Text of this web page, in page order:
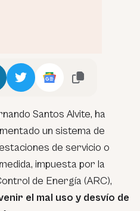
Santos Alvite, ha
un sistema de
de servicio o
impuesta por la
de Energía (ARC),
el mal uso y desvío de